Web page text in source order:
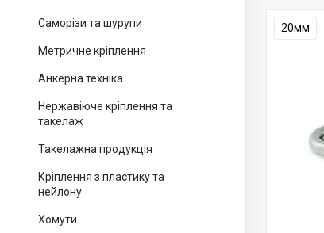
Саморізи та шурупи
Метричне кріплення
Анкерна техніка
Нержавіюче кріплення та
такелаж
Такелажна продукція
Кріплення з пластику та
нейлону
Хомути
20мм